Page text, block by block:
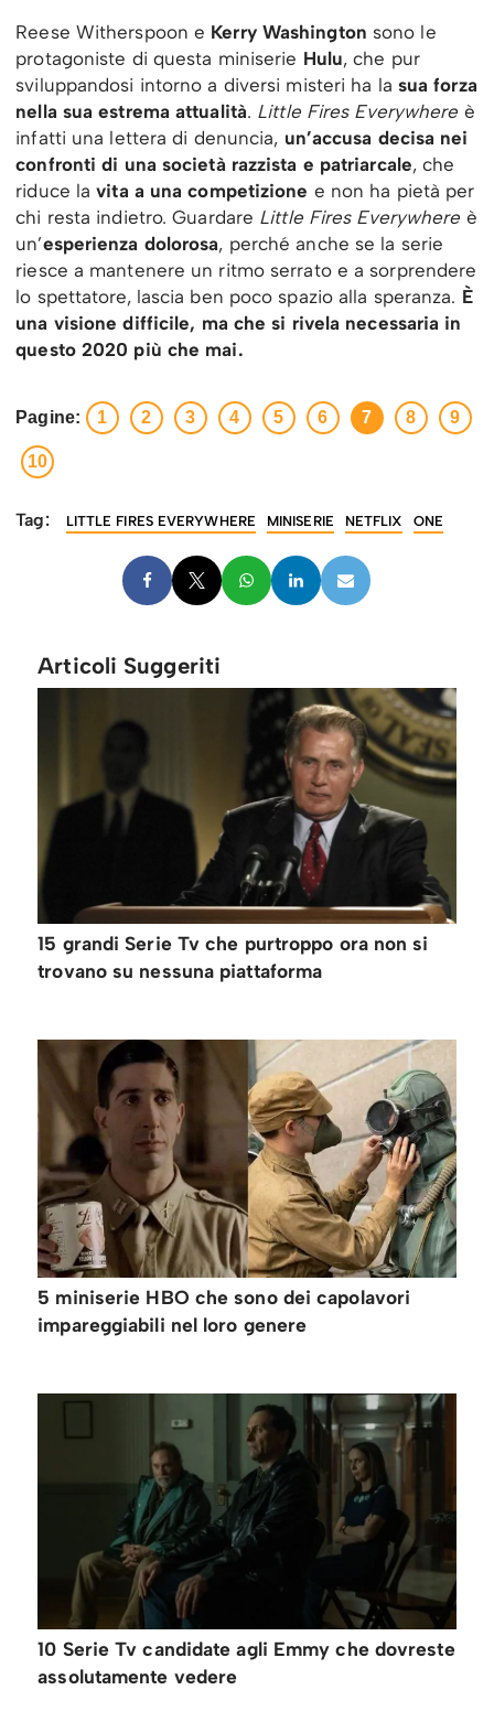
Reese Witherspoon e Kerry Washington sono le
protagoniste di questa miniserie Hulu, che pur
sviluppandosi intorno a diversi misteri ha la sua forza
nella sua estrema attualità. Little Fires Everywhere è
infatti una lettera di denuncia, un’accusa decisa nei
confronti di una società razzista e patriarcale, che
riduce lavita a una competizione e non ha pietà per
chi resta indietro. Guardare Little Fires Everywhere è
un’esperienza dolorosa, perché anche se la serie
riesce a mantenere un ritmo serrato e a sorprendere
lo spettatore, lascia ben poco spazio alla speranza. È
una visione difficile, ma che si rivela necessaria in
questo 2020 più che mai.
Pagine: 1 2 3 4 5 6 7 8 9
10
Tag: LITTLE FIRES EVERYWHERE MINISERIE NETFLIX ONE
Articoli Suggeriti
15 grandi Serie Tv che purtroppo ora non si
trovano su nessuna piattaforma
5 miniserie HBO che sono dei capolavori
impareggiabili nel loro genere
10 Serie Tv candidate agli Emmy che dovreste
assolutamente vedere